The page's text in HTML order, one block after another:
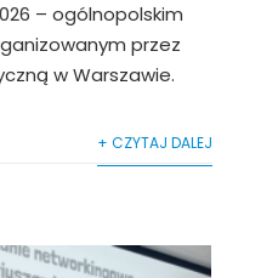
– ogólnopolskim
przez
w Warszawie.
+ CZYTAJ DALEJ